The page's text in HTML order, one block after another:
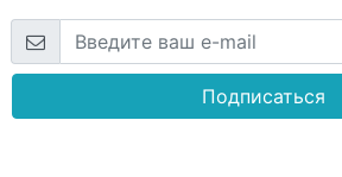
Подписаться